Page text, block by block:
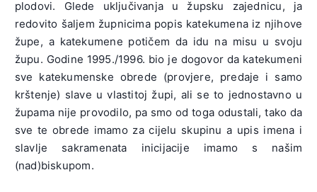
plodovi. Glede uključivanja u župsku zajednicu, ja
redovito šaljem župnicima popis katekumena iz njihove
župe, a katekumene potičem da idu na misu u svoju
župu. Godine 1995./1996. bio je dogovor da katekumeni
sve katekumenske obrede (provjere, predaje i samo
krštenje) slave u vlastitoj župi, ali se to jednostavno u
župama nije provodilo, pa smo od toga odustali, tako da
sve te obrede imamo za cijelu skupinu a upis imena i
slavlje sakramenata inicijacije imamo s našim
(nad)biskupom.